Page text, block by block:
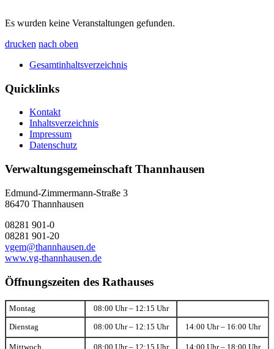
Es wurden keine Veranstaltungen gefunden.
drucken nach oben
Gesamtinhaltsverzeichnis
Quicklinks
Kontakt
Inhaltsverzeichnis
Impressum
Datenschutz
Verwaltungsgemeinschaft Thannhausen
Edmund-Zimmermann-Straße 3
86470 Thannhausen
08281 901-0
08281 901-20
vgem@thannhausen.de
www.vg-thannhausen.de
Öffnungszeiten des Rathauses
Montag 08:00 Uhr – 12:15 Uhr
Dienstag 08:00 Uhr – 12:15 Uhr 14:00 Uhr – 16:00 Uhr